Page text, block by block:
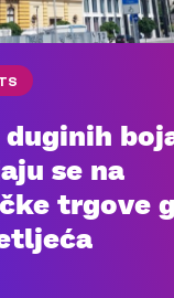
duginih
se na
trgove